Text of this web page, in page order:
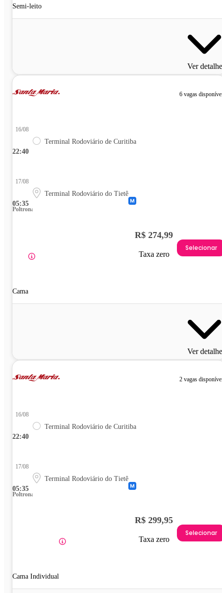
Semi-leito
Ver
6 vagas
22:40
16/08
Terminal Rodoviário de Curitiba
05:35
17/08
Terminal Rodoviário do Tietê
Poltrona
Cama
R$ 274,99
Taxa zero
Selecionar
Ver
2 vagas
22:40
16/08
Terminal Rodoviário de Curitiba
05:35
17/08
Terminal Rodoviário do Tietê
Poltrona
Cama Individual
R$ 299,95
Taxa zero
Selecionar